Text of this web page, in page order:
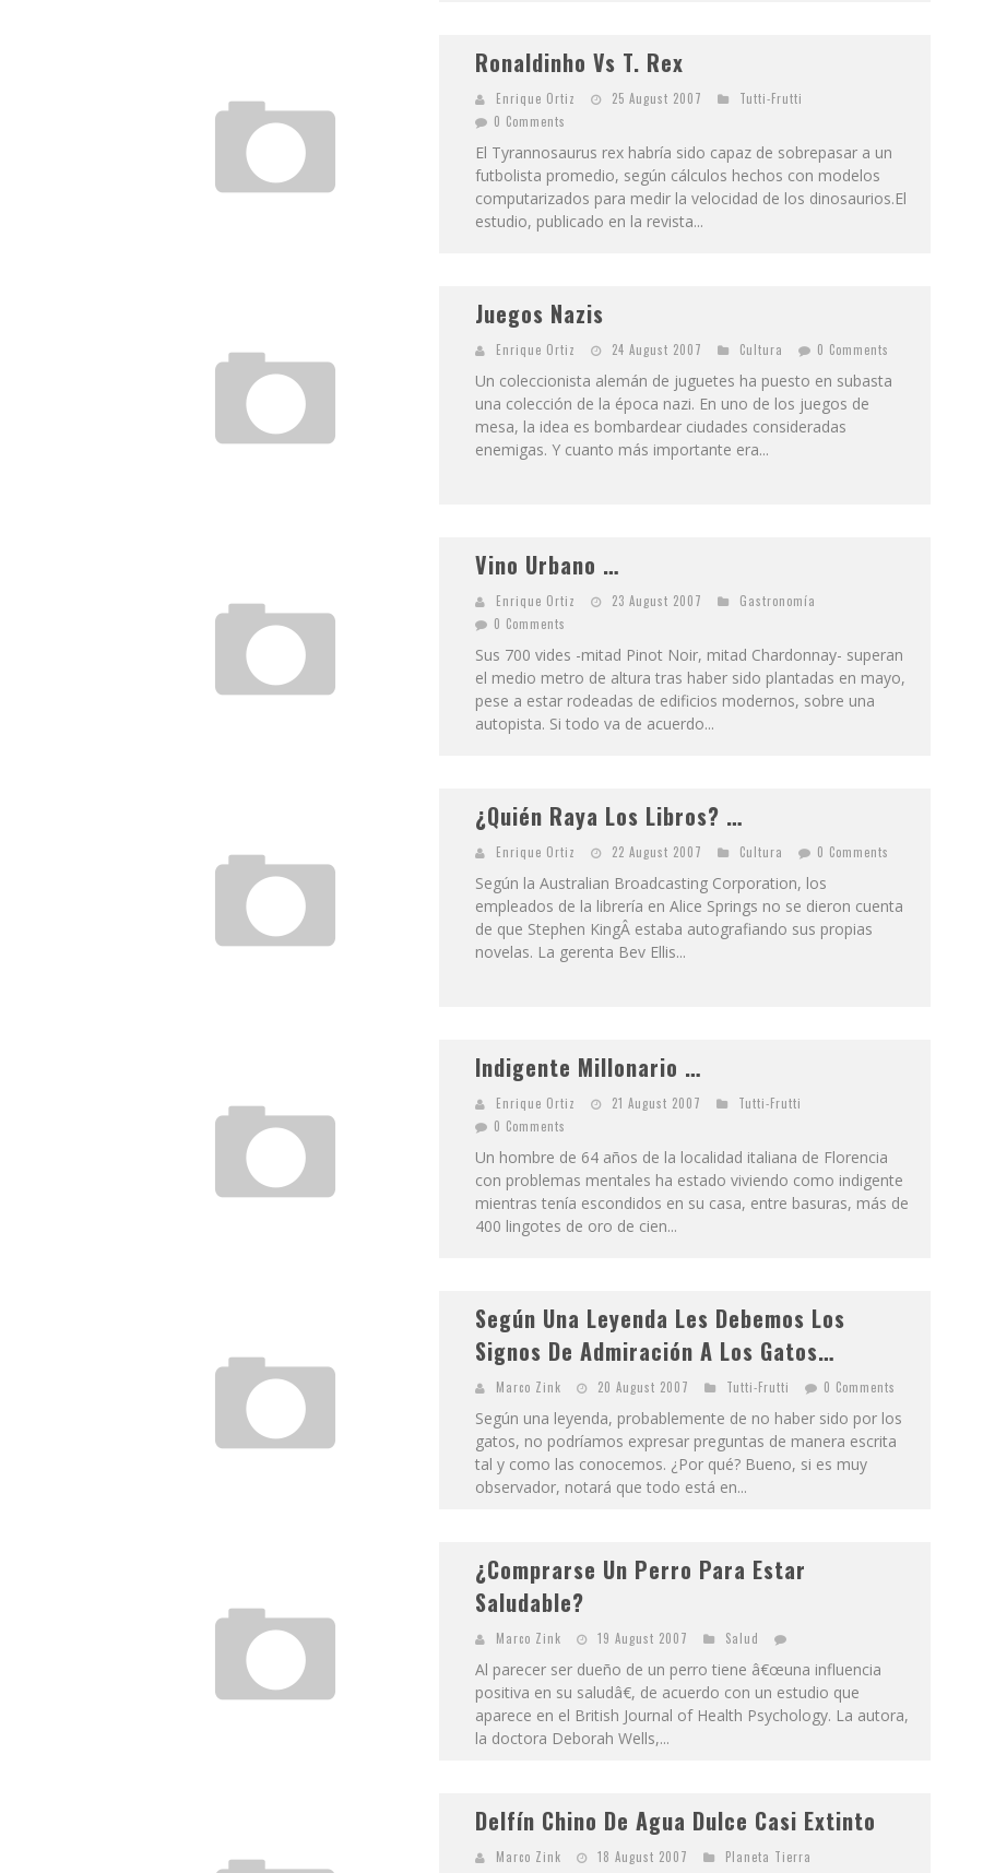
Ronaldinho Vs T. Rex
Enrique Ortiz 25 August 2007
Tutti-Frutti
0 Comments
El Tyrannosaurus rex habría sido capaz de sobrepasar a un
futbolista promedio, según cálculos hechos con modelos
computarizados para medir la velocidad de los dinosaurios.El
estudio, publicado en la revista...
Juegos Nazis
Enrique Ortiz 24 August 2007 Cultura 0 Comments
Un coleccionista alemán de juguetes ha puesto en subasta
una colección de la época nazi. En uno de los juegos de
mesa, la idea es bombardear ciudades consideradas
enemigas. Y cuanto más importante era...
Vino Urbano …
Enrique Ortiz 23 August 2007
Gastronomía
0 Comments
Sus 700 vides -mitad Pinot Noir, mitad Chardonnay- superan
el medio metro de altura tras haber sido plantadas en mayo,
pese a estar rodeadas de edificios modernos, sobre una
autopista. Si todo va de acuerdo...
¿Quién Raya Los Libros? …
Enrique Ortiz 22 August 2007 Cultura 0 Comments
Según la Australian Broadcasting Corporation, los
empleados de la librería en Alice Springs no se dieron cuenta
de que Stephen KingÂ estaba autografiando sus propias
novelas. La gerenta Bev Ellis...
Indigente Millonario …
Enrique Ortiz 21 August 2007
Tutti-Frutti
0 Comments
Un hombre de 64 años de la localidad italiana de Florencia
con problemas mentales ha estado viviendo como indigente
mientras tenía escondidos en su casa, entre basuras, más de
400 lingotes de oro de cien...
Según Una Leyenda Les Debemos Los
Signos De Admiración A Los Gatos…
Marco Zink 20 August 2007 Tutti-Frutti 0 Comments
Según una leyenda, probablemente de no haber sido por los
gatos, no podríamos expresar preguntas de manera escrita
tal y como las conocemos. ¿Por qué? Bueno, si es muy
observador, notará que todo está en...
¿Comprarse Un Perro Para Estar
Saludable?
Marco Zink 19 August 2007 Salud
Al parecer ser dueño de un perro tiene â€œuna influencia
positiva en su saludâ€, de acuerdo con un estudio que
aparece en el British Journal of Health Psychology. La autora,
la doctora Deborah Wells,...
Delfín Chino De Agua Dulce Casi Extinto
Marco Zink 18 August 2007
Planeta Tierra